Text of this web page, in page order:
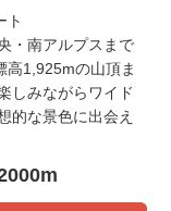
ト
・南アルプスまで
高1,925mの山頂ま
しみながらワイド
的な景色に出会え